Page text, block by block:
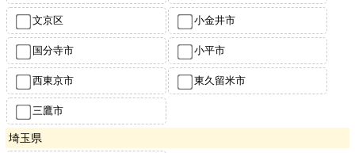
文京区 小金井市
国分寺市 小平市
西東京市 東久留米市
三鷹市
埼玉県